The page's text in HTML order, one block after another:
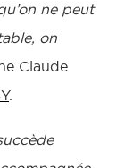
ne peut
on
Claude
.